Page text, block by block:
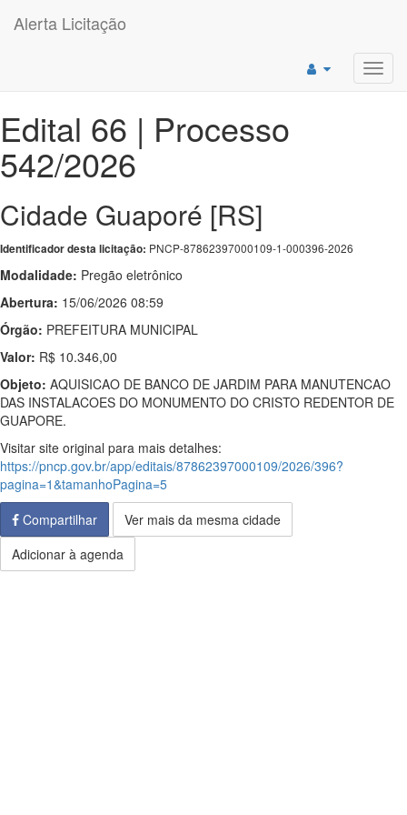
Alerta Licitação
Edital 66 | Processo
542/2026
Cidade Guaporé [RS]
Identificador desta licitação: PNCP-87862397000109-1-000396-2026
Modalidade: Pregão eletrônico
Abertura: 15/06/2026 08:59
Órgão: PREFEITURA MUNICIPAL
Valor: R$ 10.346,00
Objeto: AQUISICAO DE BANCO DE JARDIM PARA MANUTENCAO
DAS INSTALACOES DO MONUMENTO DO CRISTO REDENTOR DE
GUAPORE.
Visitar site original para mais detalhes:
https://pncp.gov.br/app/editais/87862397000109/2026/396?
pagina=1&tamanhoPagina=5
Compartilhar
Ver mais da mesma cidade
Adicionar à agenda